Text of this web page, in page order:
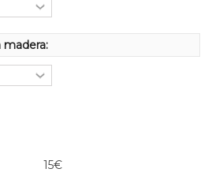
madera:
15€